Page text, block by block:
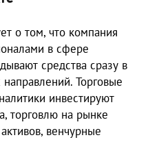
о том, что компания
в сфере
средства сразу в
Торговые
инвестируют
торговлю на рынке
венчурные